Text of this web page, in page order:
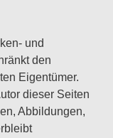
und
den
Eigentümer.
dieser Seiten
Abbildungen,